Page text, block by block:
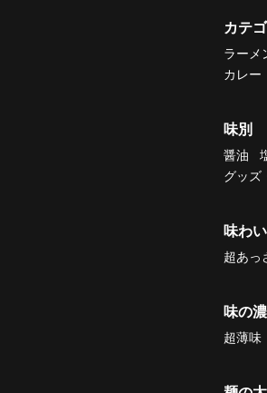
カテ
ラーメ
カレー
味別
醤油
グッズ
味わい
超あっ
味の
超薄味